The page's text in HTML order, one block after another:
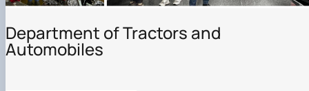
Department of Tractors and
Automobiles